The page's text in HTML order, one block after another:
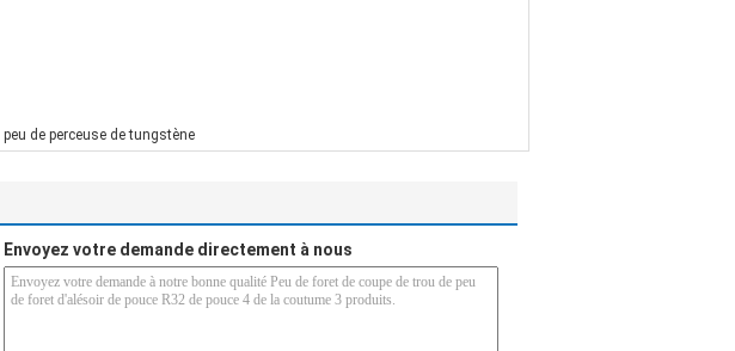
peu de perceuse de tungstène
Envoyez votre demande directement à nous